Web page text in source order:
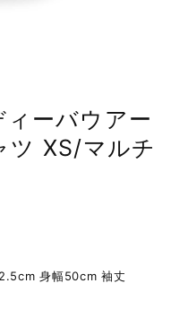
ーバウアー
ツ XS/マルチ
身幅50cm 袖丈